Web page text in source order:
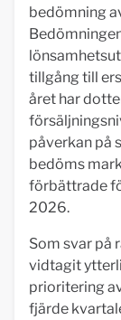
bedömning
tillgång till
året har
påverkan på
bedöms
förbättrade
2026.
Som svar på
vidtagit
prioritering
fjärde